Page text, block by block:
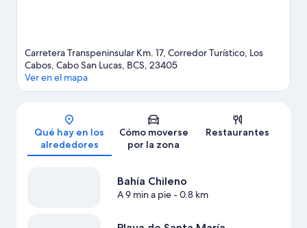
Carretera Transpeninsular Km. 17, Corredor Turístico, Los
Cabos, Cabo San Lucas, BCS, 23405
Ver en el mapa
Qué hay en los
alrededores
Cómo moverse
por la zona
Restaurantes
Bahía Chileno
A 9 min a pie- 0.8 km